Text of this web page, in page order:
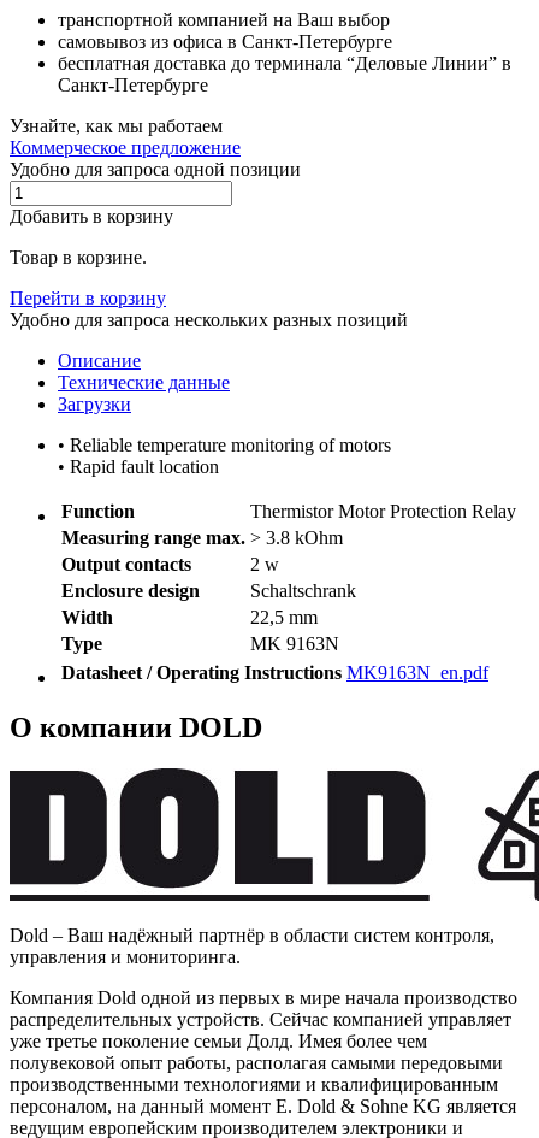
транспортной компанией на Ваш выбор
самовывоз из офиса в Санкт-Петербурге
бесплатная доставка до терминала “Деловые Линии” в
Санкт-Петербурге
Узнайте, как мы работаем
Коммерческое предложение
Удобно для запроса одной позиции
Добавить в корзину
Товар в корзине.
Перейти в корзину
Удобно для запроса нескольких разных позиций
Описание
Технические данные
Загрузки
• Reliable temperature monitoring of motors
• Rapid fault location
Function
Thermistor Motor Protection Relay
Measuring range max. > 3.8 kOhm
Output contacts
2 w
Enclosure design
Schaltschrank
Width
22,5 mm
Type
MK 9163N
Datasheet / Operating Instructions MK9163N_en.pdf
О компании DOLD
Dold – Ваш надёжный партнёр в области систем контроля,
управления и мониторинга.
Компания Dold одной из первых в мире начала производство
распределительных устройств. Сейчас компанией управляет
уже третье поколение семьи Долд. Имея более чем
полувековой опыт работы, располагая самыми передовыми
производственными технологиями и квалифицированным
персоналом, на данный момент E. Dold & Sohne KG является
ведущим европейским производителем электроники и